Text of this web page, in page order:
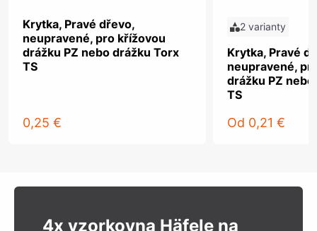
Krytka, Pravé dřevo,
neupravené, pro křížovou
drážku PZ nebo drážku Torx
TS
0,25 €
2 varianty
Krytka, Pravé
neupravené,
drážku PZ
TS
Od 0,21 €
4x vzorkovna Häfele na